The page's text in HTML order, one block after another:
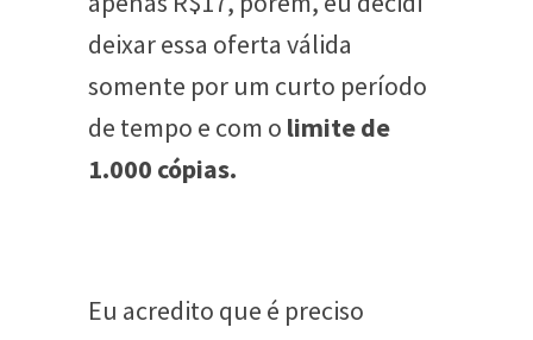
deixar essa oferta válida
somente por um curto período
de tempo e com o limite de
1.000 cópias.
Eu acredito que é preciso